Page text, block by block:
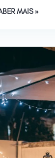
MAIS »